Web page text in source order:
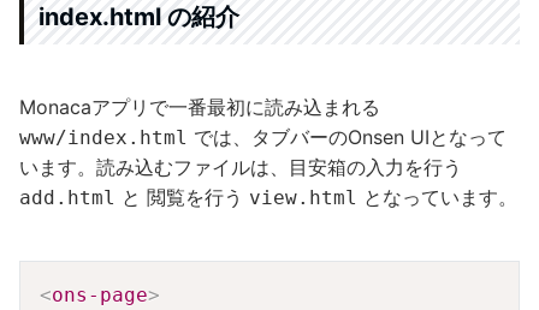
index.html の紹介
Monacaアプリで一番最初に読み込まれる
www/index.html では、タブバーのOnsen UIとなって
います。読み込むファイルは、目安箱の入力を行う
add.html と 閲覧を行う view.html となっています。
<ons-page>